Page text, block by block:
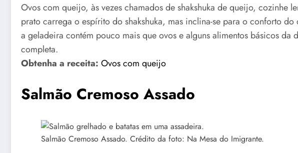
Ovos com queijo, às vezes chamados de shakshuka de queijo, cozinhe
prato carrega o espírito do shakshuka, mas inclina-se para o conforto
a geladeira contém pouco mais que ovos e alguns alimentos básicos
completa.
Obtenha a receita: Ovos com queijo
Salmão Cremoso Assado
Salmão Cremoso Assado. Crédito da foto: Na Mesa do Imigrante.